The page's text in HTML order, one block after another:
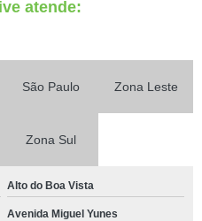
atende:
São Paulo Zona Leste
Zona Sul
Alto do Boa Vista
Avenida Miguel Yunes